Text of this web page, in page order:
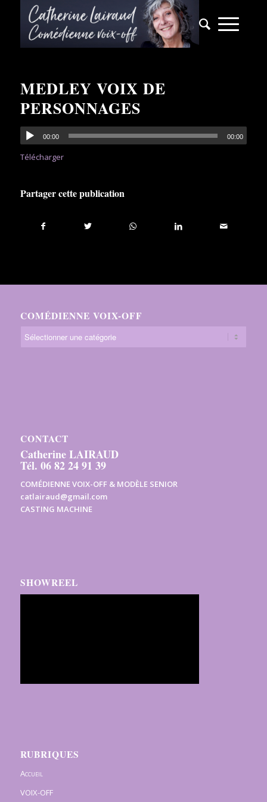
MEDLEY VOIX DE
PERSONNAGES
00:00 00:00
Télécharger
Partager cette publication
COMÉDIENNE VOIX-OFF
CONTACT
Catherine LAIRAUD
Tél. 06 82 24 91 39
COMÉDIENNE VOIX-OFF & MODÈLE SENIOR
catlairaud@gmail.com
CASTING MACHINE
SHOWREEL
RUBRIQUES
Accueil
VOIX-OFF